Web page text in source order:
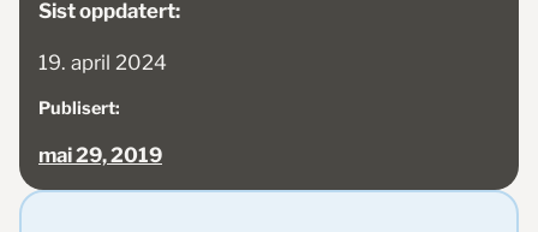
Sist oppdatert:
19. april 2024
Publisert:
mai 29, 2019